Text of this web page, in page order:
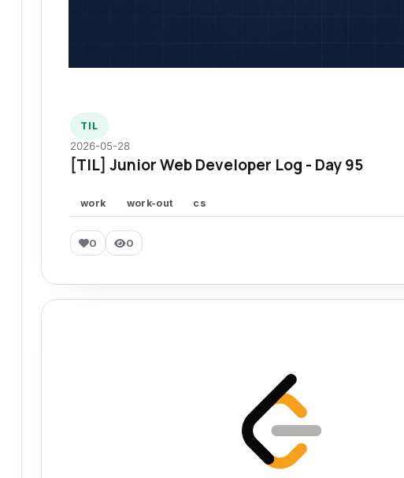
TIL
2026-05-28
[TIL] Junior Web Developer Log - Day 95
work work-out cs
0 0